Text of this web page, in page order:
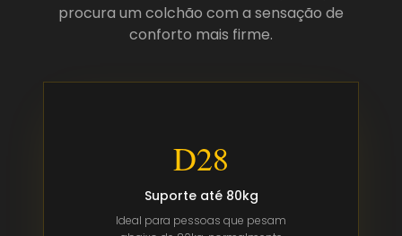
procura um colchão com a sensação de
conforto mais firme.
D28
Suporte até 80kg
Ideal para pessoas que pesam